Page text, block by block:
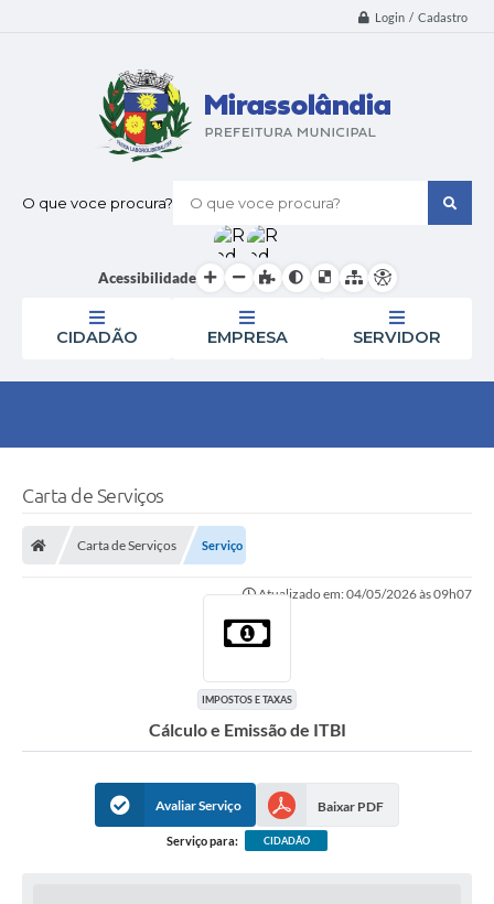
Login / Cadastro
O que voce procura?
Acessibilidade
CIDADÃO EMPRESA SERVIDOR
Carta de Serviços
Carta de Serviços Serviço
Atualizado em: 04/05/2026 às 09h07
IMPOSTOS E TAXAS
Cálculo e Emissão de ITBI
Avaliar Serviço Baixar PDF
Serviço para: CIDADÃO